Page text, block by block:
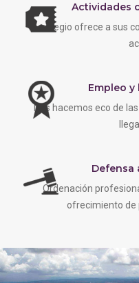
Actividades
EL colegio ofrece a sus
Empleo
Nos hacemos eco de
Defensa
Ordenación
ofrecimiento de